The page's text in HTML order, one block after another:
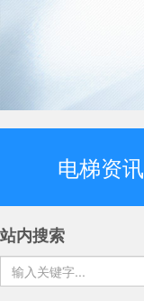
电梯资讯
站内搜索